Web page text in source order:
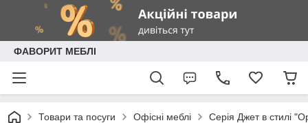
ФАВОРИТ МЕБЛІ
Товари та посуги Офісні меблі Серія Джет в стилі